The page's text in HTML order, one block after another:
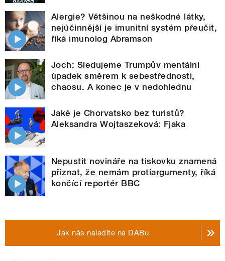
Alergie? Většinou na neškodné látky,
nejúčinnější je imunitní systém přeučit,
říká imunolog Abramson
Joch: Sledujeme Trumpův mentální
úpadek směrem k sebestřednosti,
chaosu. A konec je v nedohlednu
Jaké je Chorvatsko bez turistů?
Aleksandra Wojtaszeková: Fjaka
Nepustit novináře na tiskovku znamená
přiznat, že nemám protiargumenty, říká
končící reportér BBC
Jak nás naladíte na DABu